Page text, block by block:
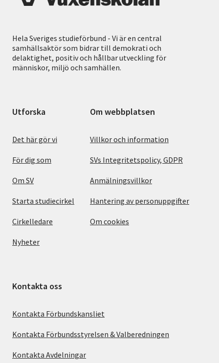
Hela Sveriges studieförbund - Vi är en central
samhällsaktör som bidrar till demokrati och
delaktighet, positiv och hållbar utveckling för
människor, miljö och samhällen.
Utforska
Det här gör vi
För dig som
Om SV
Starta studiecirkel
Cirkelledare
Nyheter
Om webbplatsen
Villkor och information
SVs Integritetspolicy, GDPR
Anmälningsvillkor
Hantering av personuppgifter
Om cookies
Kontakta oss
Kontakta Förbundskansliet
Kontakta Förbundsstyrelsen & Valberedningen
Kontakta Avdelningar